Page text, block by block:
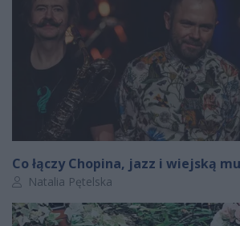
Co łączy Chopina, jazz i wiejską
Autor artykułu:
Natalia Pętelska